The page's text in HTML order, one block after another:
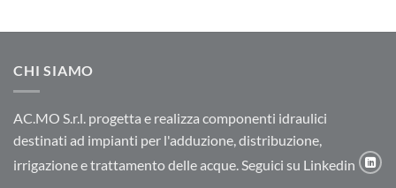
CHI SIAMO
AC.MO S.r.l. progetta e realizza componenti idraulici
destinati ad impianti per l'adduzione, distribuzione,
irrigazione e trattamento delle acque. Seguici su Linkedin